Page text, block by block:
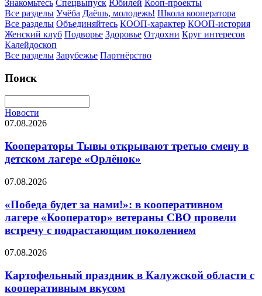
Знакомьтесь Спецвыпуск Юбилей Кооп-проекты
Все разделы Учёба Даёшь, молодежь! Школа кооператора
Все разделы Объединяйтесь КООП-характер КООП-история
Женский клуб Подворье Здоровье Отдохни Круг интересов
Калейдоскоп
Все разделы Зарубежье Партнёрство
Поиск
Новости
07.08.2026
Кооператоры Тывы открывают третью смену в
детском лагере «Орлёнок»
07.08.2026
«Победа будет за нами!»: в кооперативном
лагере «Кооператор» ветераны СВО провели
встречу с подрастающим поколением
07.08.2026
Картофельный праздник в Калужской области с
кооперативным вкусом